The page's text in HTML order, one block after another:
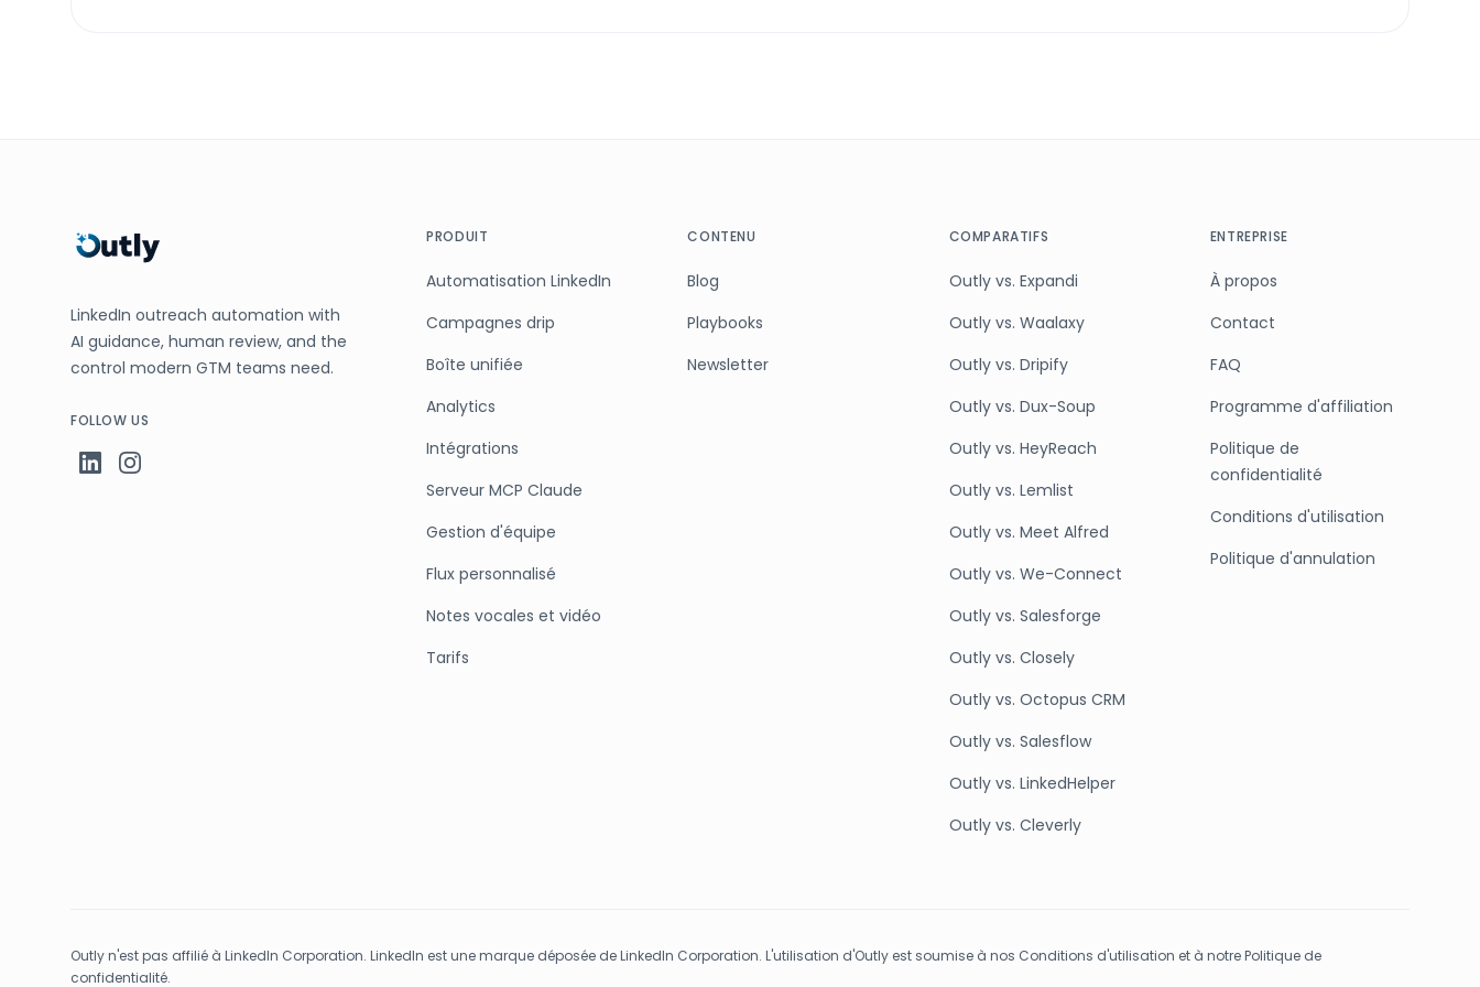
LinkedIn outreach automation with
AI guidance, human review, and the
control modern GTM teams need.
FOLLOW US
PRODUIT
Automatisation LinkedIn
Campagnes drip
Boîte unifiée
Analytics
Intégrations
Serveur MCP Claude
Gestion d'équipe
Flux personnalisé
Notes vocales et vidéo
Tarifs
CONTENU
Blog
Playbooks
Newsletter
COMPARATIFS
Outly vs. Expandi
Outly vs. Waalaxy
Outly vs. Dripify
Outly vs. Dux-Soup
Outly vs. HeyReach
Outly vs. Lemlist
Outly vs. Meet Alfred
Outly vs. We-Connect
Outly vs. Salesforge
Outly vs. Closely
Outly vs. Octopus CRM
Outly vs. Salesflow
Outly vs. LinkedHelper
Outly vs. Cleverly
ENTREPRISE
À propos
Contact
FAQ
Programme d'affiliation
Politique de
confidentialité
Conditions d'utilisation
Politique d'annulation
Outly n'est pas affilié à LinkedIn Corporation. LinkedIn est une marque déposée de LinkedIn Corporation. L'utilisation d'Outly est soumise à nos Conditions d'utilisation et à notre Politique de
confidentialité.